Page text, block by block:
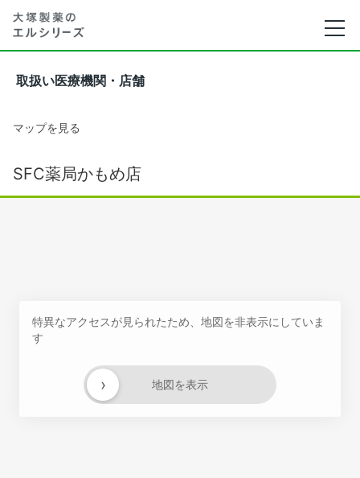
取扱い医療機関・店舗
マップを見る
SFC薬局かもめ店
特異なアクセスが見られたため、地図を非表示にしていま
す
地図を表示
›